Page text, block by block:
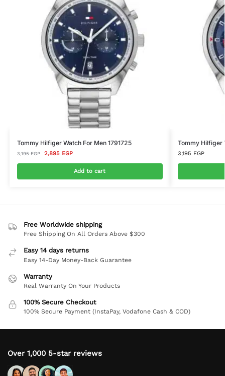
Tommy Hilfiger Watch For Men 1791725
3,195EGP 2,895 EGP
Add to cart
Tommy Hilfiger
3,195 EGP
Free Worldwide shipping
Free Shipping On All Orders Above $300
Easy 14 days returns
Easy 14-Day Money-Back Guarantee
Warranty
Real Warranty On Your Products
100% Secure Checkout
100% Secure Payment (InstaPay, Vodafone Cash & COD)
Over 1,000 5-star reviews